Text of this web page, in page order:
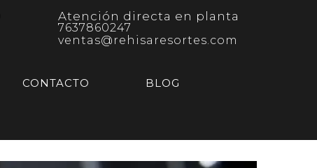
Atención directa en planta
7637860247
ventas@rehisaresortes.com
CONTACTO BLOG